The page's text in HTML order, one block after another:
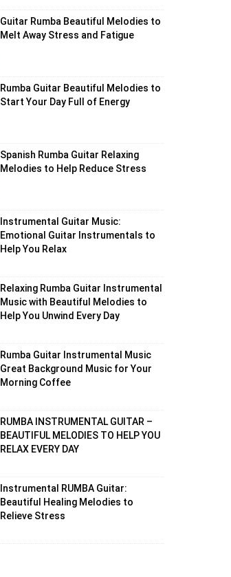
Guitar Rumba Beautiful Melodies to
Melt Away Stress and Fatigue
Rumba Guitar Beautiful Melodies to
Start Your Day Full of Energy
Spanish Rumba Guitar Relaxing
Melodies to Help Reduce Stress
Instrumental Guitar Music:
Emotional Guitar Instrumentals to
Help You Relax
Relaxing Rumba Guitar Instrumental
Music with Beautiful Melodies to
Help You Unwind Every Day
Rumba Guitar Instrumental Music
Great Background Music for Your
Morning Coffee
RUMBA INSTRUMENTAL GUITAR –
BEAUTIFUL MELODIES TO HELP YOU
RELAX EVERY DAY
Instrumental RUMBA Guitar:
Beautiful Healing Melodies to
Relieve Stress